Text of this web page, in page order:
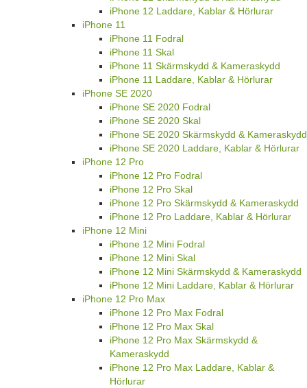
iPhone 12 Laddare, Kablar & Hörlurar
iPhone 11
iPhone 11 Fodral
iPhone 11 Skal
iPhone 11 Skärmskydd & Kameraskydd
iPhone 11 Laddare, Kablar & Hörlurar
iPhone SE 2020
iPhone SE 2020 Fodral
iPhone SE 2020 Skal
iPhone SE 2020 Skärmskydd & Kameraskydd
iPhone SE 2020 Laddare, Kablar & Hörlurar
iPhone 12 Pro
iPhone 12 Pro Fodral
iPhone 12 Pro Skal
iPhone 12 Pro Skärmskydd & Kameraskydd
iPhone 12 Pro Laddare, Kablar & Hörlurar
iPhone 12 Mini
iPhone 12 Mini Fodral
iPhone 12 Mini Skal
iPhone 12 Mini Skärmskydd & Kameraskydd
iPhone 12 Mini Laddare, Kablar & Hörlurar
iPhone 12 Pro Max
iPhone 12 Pro Max Fodral
iPhone 12 Pro Max Skal
iPhone 12 Pro Max Skärmskydd &
Kameraskydd
iPhone 12 Pro Max Laddare, Kablar &
Hörlurar